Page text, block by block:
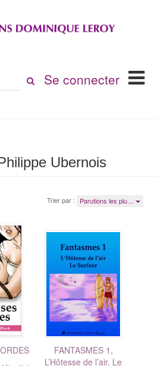
Se connecter
Ubernois
Trier par : Parutions les plu…
FANTASMES 1,
L’Hôtesse de l’air, Le